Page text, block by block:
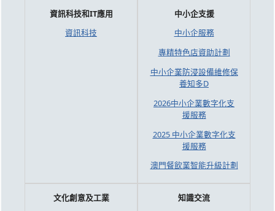
資訊科技和IT應用
資訊科技
中小企支援
中小企服務
專精特色店資助計劃
中小企業防浸設備維修保
養知多D
2026中小企業數字化支
援服務
2025 中小企業數字化支
援服務
澳門餐飲業智能升級計劃
文化創意及工業
知識交流